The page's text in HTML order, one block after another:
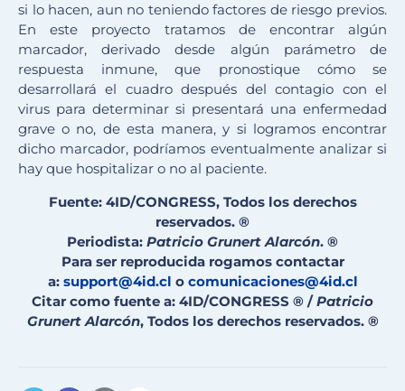
si lo hacen, aun no teniendo factores de riesgo previos.
En este proyecto tratamos de encontrar algún
marcador, derivado desde algún parámetro de
respuesta inmune, que pronostique cómo se
desarrollará el cuadro después del contagio con el
virus para determinar si presentará una enfermedad
grave o no, de esta manera, y si logramos encontrar
dicho marcador, podríamos eventualmente analizar si
hay que hospitalizar o no al paciente.
Fuente: 4ID/CONGRESS, Todos los derechos
reservados. ®
Periodista: Patricio Grunert Alarcón. ®
Para ser reproducida rogamos contactar
a: support@4id.cl o comunicaciones@4id.cl
Citar como fuente a: 4ID/CONGRESS ® /Patricio
Grunert Alarcón, Todos los derechos reservados. ®